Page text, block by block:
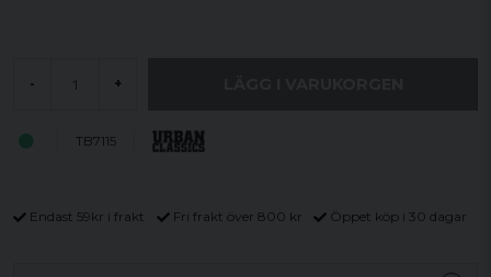
- +
TB7115
Endast 59kr i frakt Fri frakt över 800 kr Öppet köp i 30 dagar